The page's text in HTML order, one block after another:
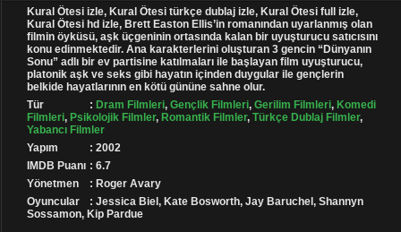
Kural Ötesi izle, Kural Ötesi türkçe dublaj izle, Kural Ötesi full izle,
Kural Ötesi hd izle, Brett Easton Ellis’in romanından uyarlanmış olan
filmin öyküsü, aşk üçgeninin ortasında kalan bir uyuşturucu satıcısını
konu edinmektedir. Ana karakterlerini oluşturan 3 gencin “Dünyanın
Sonu” adlı bir ev partisine katılmaları ile başlayan film uyuşturucu,
platonik aşk ve seks gibi hayatın içinden duygular ile gençlerin
belkide hayatlarının en kötü gününe sahne olur.
Tür
: Dram Filmleri, Gençlik Filmleri, Gerilim Filmleri, Komedi
Filmleri, Psikolojik Filmler, Romantik Filmler, Türkçe Dublaj Filmler,
Yabancı Filmler
Yapım
: 2002
IMDB Puanı : 6.7
Yönetmen
: Roger Avary
Oyuncular
: Jessica Biel, Kate Bosworth, Jay Baruchel, Shannyn
Sossamon, Kip Pardue